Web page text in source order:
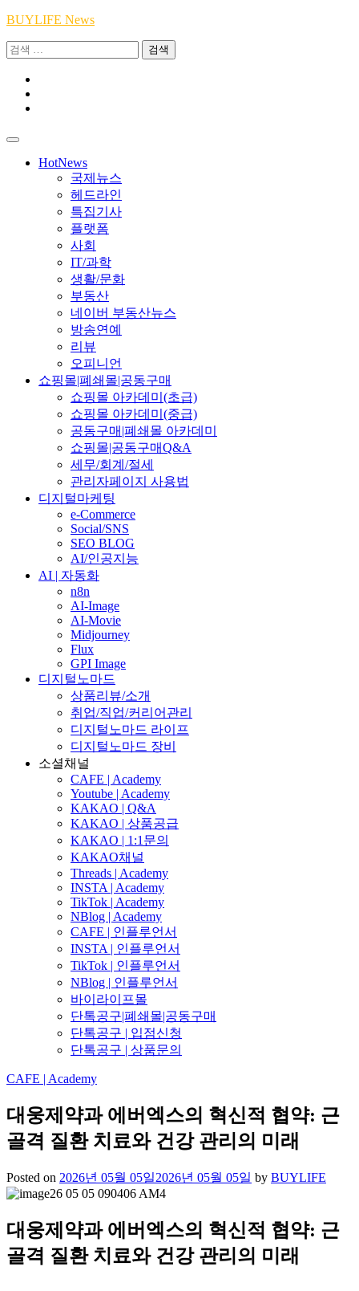
Skip
content
BUYLIFE News
검
HotNews
국제뉴스
헤드라인
특집기사
플랫폼
사회
IT/과학
생활/문화
부동산
네이버 부동산뉴스
방송연예
리뷰
오피니언
쇼핑몰|폐쇄몰|공동구매
쇼핑몰 아카데미(초급)
쇼핑몰 아카데미(중급)
공동구매|폐쇄몰 아카데미
쇼핑몰|공동구매Q&A
세무/회계/절세
관리자페이지 사용법
디지털마케팅
e-Commerce
Social/SNS
SEO BLOG
AI/인공지능
AI | 자동화
n8n
AI-Image
AI-Movie
Midjourney
Flux
GPI Image
디지털노마드
상품리뷰/소개
취업/직업/커리어관리
디지털노마드 라이프
디지털노마드 장비
소셜채널
CAFE | Academy
Youtube | Academy
KAKAO | Q&A
KAKAO | 상품공급
KAKAO | 1:1문의
KAKAO채널
Threads | Academy
INSTA | Academy
TikTok | Academy
NBlog | Academy
CAFE | 인플루언서
INSTA | 인플루언서
TikTok | 인플루언서
NBlog | 인플루언서
바이라이프몰
단톡공구|폐쇄몰|공동구매
단톡공구 | 입점신청
단톡공구 | 상품문의
CAFE | Academy
대웅제약과 에버엑스의 혁신적 협약: 근
골격 질환 치료와 건강 관리의 미래
Posted on 2026년 05월 05일2026년 05월 05일 by BUYLIFE
대웅제약과 에버엑스의 혁신적 협약: 근
골격 질환 치료와 건강 관리의 미래